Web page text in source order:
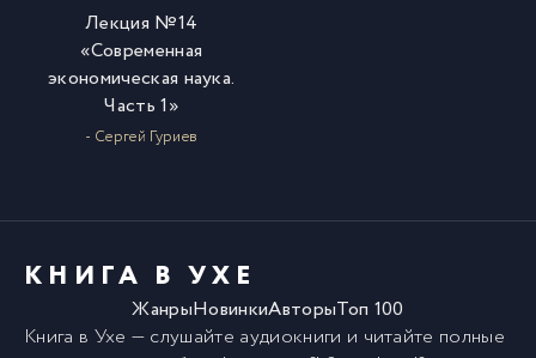
Лекция №14
«Современная
экономическая наука.
Часть 1»
- Сергей Гуриев
КНИГА В УХЕ
ЖанрыНовинкиАвторыТоп 100
Книга в Ухе — слушайте аудиокниги и читайте полные